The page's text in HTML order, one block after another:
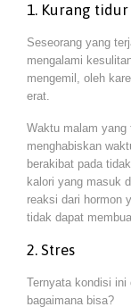
1. Kurang tidur
Seseorang yang
mengalami
mengemil, oleh
erat.
Waktu malam yang
menghabiskan
berakibat pada
kalori yang masuk
reaksi dari hormon
tidak dapat
2. Stres
Ternyata kondisi ini
bagaimana bisa?